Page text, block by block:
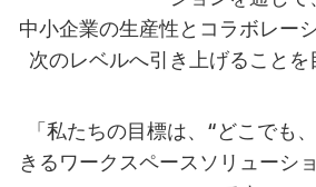
中小企業の生産性とコラボレー
次のレベルへ引き上げることを
「私たちの目標は、“どこでも
きるワークスペースソリューシ